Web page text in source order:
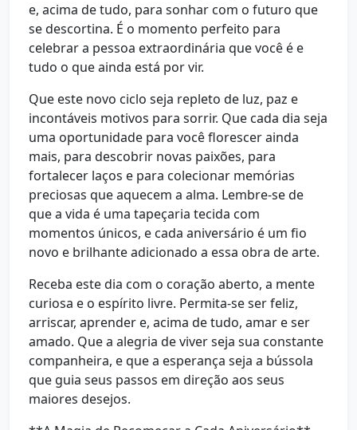
e, acima de tudo, para sonhar com o futuro que
se descortina. É o momento perfeito para
celebrar a pessoa extraordinária que você é e
tudo o que ainda está por vir.
Que este novo ciclo seja repleto de luz, paz e
incontáveis motivos para sorrir. Que cada dia seja
uma oportunidade para você florescer ainda
mais, para descobrir novas paixões, para
fortalecer laços e para colecionar memórias
preciosas que aquecem a alma. Lembre-se de
que a vida é uma tapeçaria tecida com
momentos únicos, e cada aniversário é um fio
novo e brilhante adicionado a essa obra de arte.
Receba este dia com o coração aberto, a mente
curiosa e o espírito livre. Permita-se ser feliz,
arriscar, aprender e, acima de tudo, amar e ser
amado. Que a alegria de viver seja sua constante
companheira, e que a esperança seja a bússola
que guia seus passos em direção aos seus
maiores desejos.